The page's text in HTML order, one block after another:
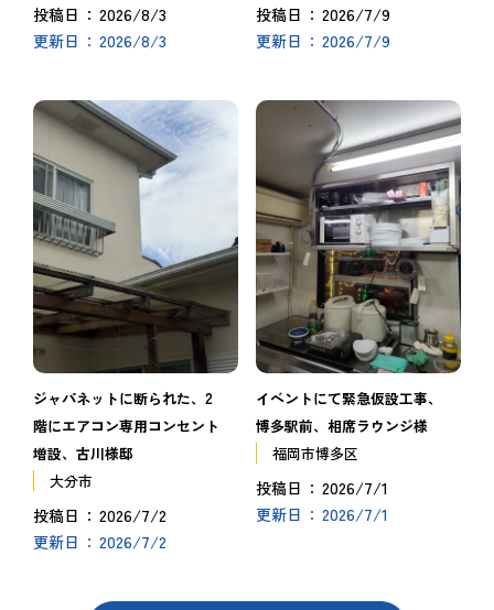
投稿日 2026/8/3
更新日 2026/8/3
投稿日 2026/7/9
更新日 2026/7/9
ジャパネットに断られた、2
階にエアコン専用コンセント
増設、古川様邸
大分市
投稿日 2026/7/2
更新日 2026/7/2
イベントにて緊急仮設工事、
博多駅前、相席ラウンジ様
福岡市博多区
投稿日 2026/7/1
更新日 2026/7/1